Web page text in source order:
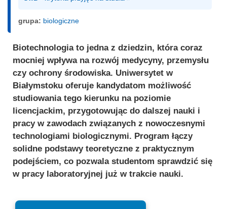
grupa: biologiczne
Biotechnologia to jedna z dziedzin, która coraz
mocniej wpływa na rozwój medycyny, przemysłu
czy ochrony środowiska. Uniwersytet w
Białymstoku oferuje kandydatom możliwość
studiowania tego kierunku na poziomie
licencjackim, przygotowując do dalszej nauki i
pracy w zawodach związanych z nowoczesnymi
technologiami biologicznymi. Program łączy
solidne podstawy teoretyczne z praktycznym
podejściem, co pozwala studentom sprawdzić się
w pracy laboratoryjnej już w trakcie nauki.